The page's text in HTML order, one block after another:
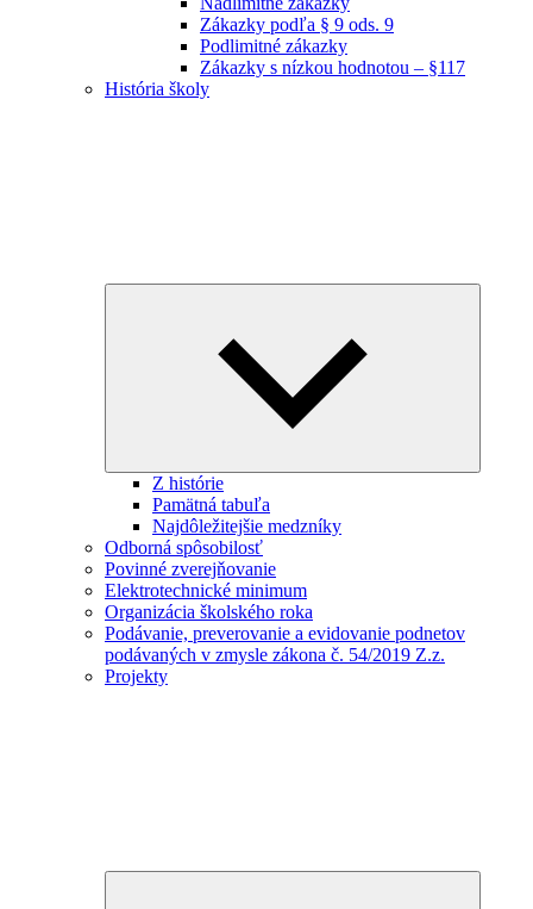
Zákazky podľa § 9 ods. 9
Podlimitné zákazky
Zákazky s nízkou hodnotou – §117
História školy
Z histórie
Pamätná tabuľa
Najdôležitejšie medzníky
Odborná spôsobilosť
Povinné zverejňovanie
Elektrotechnické minimum
Organizácia školského roka
Podávanie, preverovanie a evidovanie podnetov
podávaných v zmysle zákona č. 54/2019 Z.z.
Projekty